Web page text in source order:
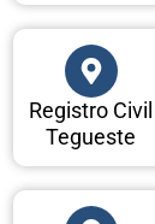
Registro Civil
Tegueste